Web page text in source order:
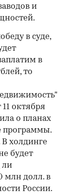
и
в суде,
в
то
октября
о планах
программы.
В холдинге
будет
ли
млн долл. в
России.